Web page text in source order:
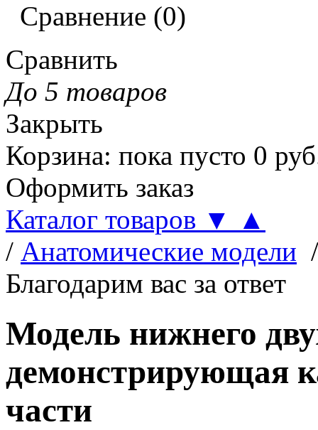
Сравнение (0)
Сравнить
До 5 товаров
Закрыть
Корзина: пока пусто 0
Оформить заказ
Каталог товаров ▼
▲
/ Анатомические модели
Благодарим вас за ответ
Модель нижнего
демонстрирующая
части